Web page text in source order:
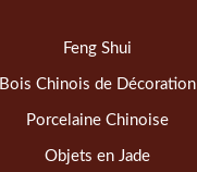
Feng Shui
Bois Chinois de Décoration
Porcelaine Chinoise
Objets en Jade